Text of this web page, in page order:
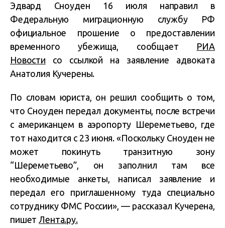
Эдвард Сноуден 16 июля направил в
Федеральную миграционную службу РФ
официальное прошение о предоставлении
временного убежища, сообщает РИА
Новости со ссылкой на заявление адвоката
Анатолия Кучерены.
По словам юриста, он решил сообщить о том,
что Сноуден передал документы, после встречи
с американцем в аэропорту Шереметьево, где
тот находится с 23 июня. «Поскольку Сноуден не
может покинуть транзитную зону
“Шереметьево”, он заполнил там все
необходимые анкеты, написал заявление и
передал его приглашенному туда специально
сотруднику ФМС России», — рассказал Кучерена,
пишетЛента.ру.